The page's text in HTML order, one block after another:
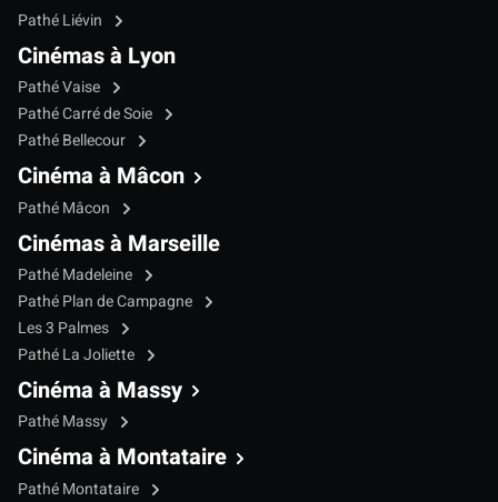
Pathé Liévin
Cinémas à Lyon
Pathé Vaise
Pathé Carré de Soie
Pathé Bellecour
Cinéma à Mâcon
Pathé Mâcon
Cinémas à Marseille
Pathé Madeleine
Pathé Plan de Campagne
Les 3 Palmes
Pathé La Joliette
Cinéma à Massy
Pathé Massy
Cinéma à Montataire
Pathé Montataire